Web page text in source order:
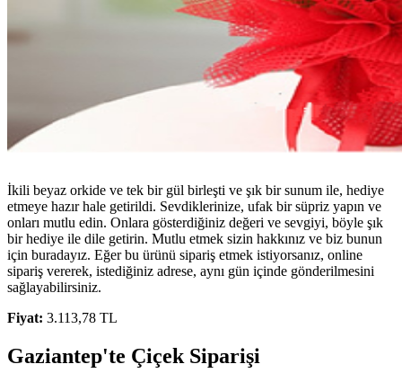
İkili beyaz orkide ve tek bir gül birleşti ve şık bir sunum ile, hediye
etmeye hazır hale getirildi. Sevdiklerinize, ufak bir süpriz yapın ve
onları mutlu edin. Onlara gösterdiğiniz değeri ve sevgiyi, böyle şık
bir hediye ile dile getirin. Mutlu etmek sizin hakkınız ve biz bunun
için buradayız. Eğer bu ürünü sipariş etmek istiyorsanız, online
sipariş vererek, istediğiniz adrese, aynı gün içinde gönderilmesini
sağlayabilirsiniz.
Fiyat: 3.113,78 TL
Gaziantep'te Çiçek Siparişi